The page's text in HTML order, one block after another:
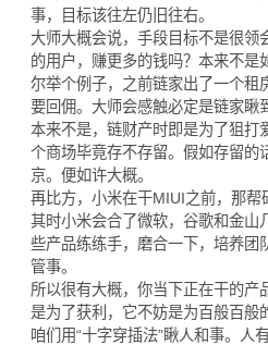
事，目标该往左仍旧往右。
大师大概会说，手段目标不是很领
的用户，赚更多的钱吗？本来不是
尔举个例子，之前链家出了一个租
要回佣。大师会感触必定是链家瞅
本来不是，链财产时即是为了狙打
个商场毕竟存不存留。假如存留的
京。便如许大概。
再比方，小米在干MIUI之前，那帮
其时小米会合了微软，谷歌和金山
些产品练练手，磨合一下，培养团
管事。
所以很有大概，你当下正在干的产
是为了获利，它不妨是为百般百般
咱们用“十字穿插法”瞅人和事。人